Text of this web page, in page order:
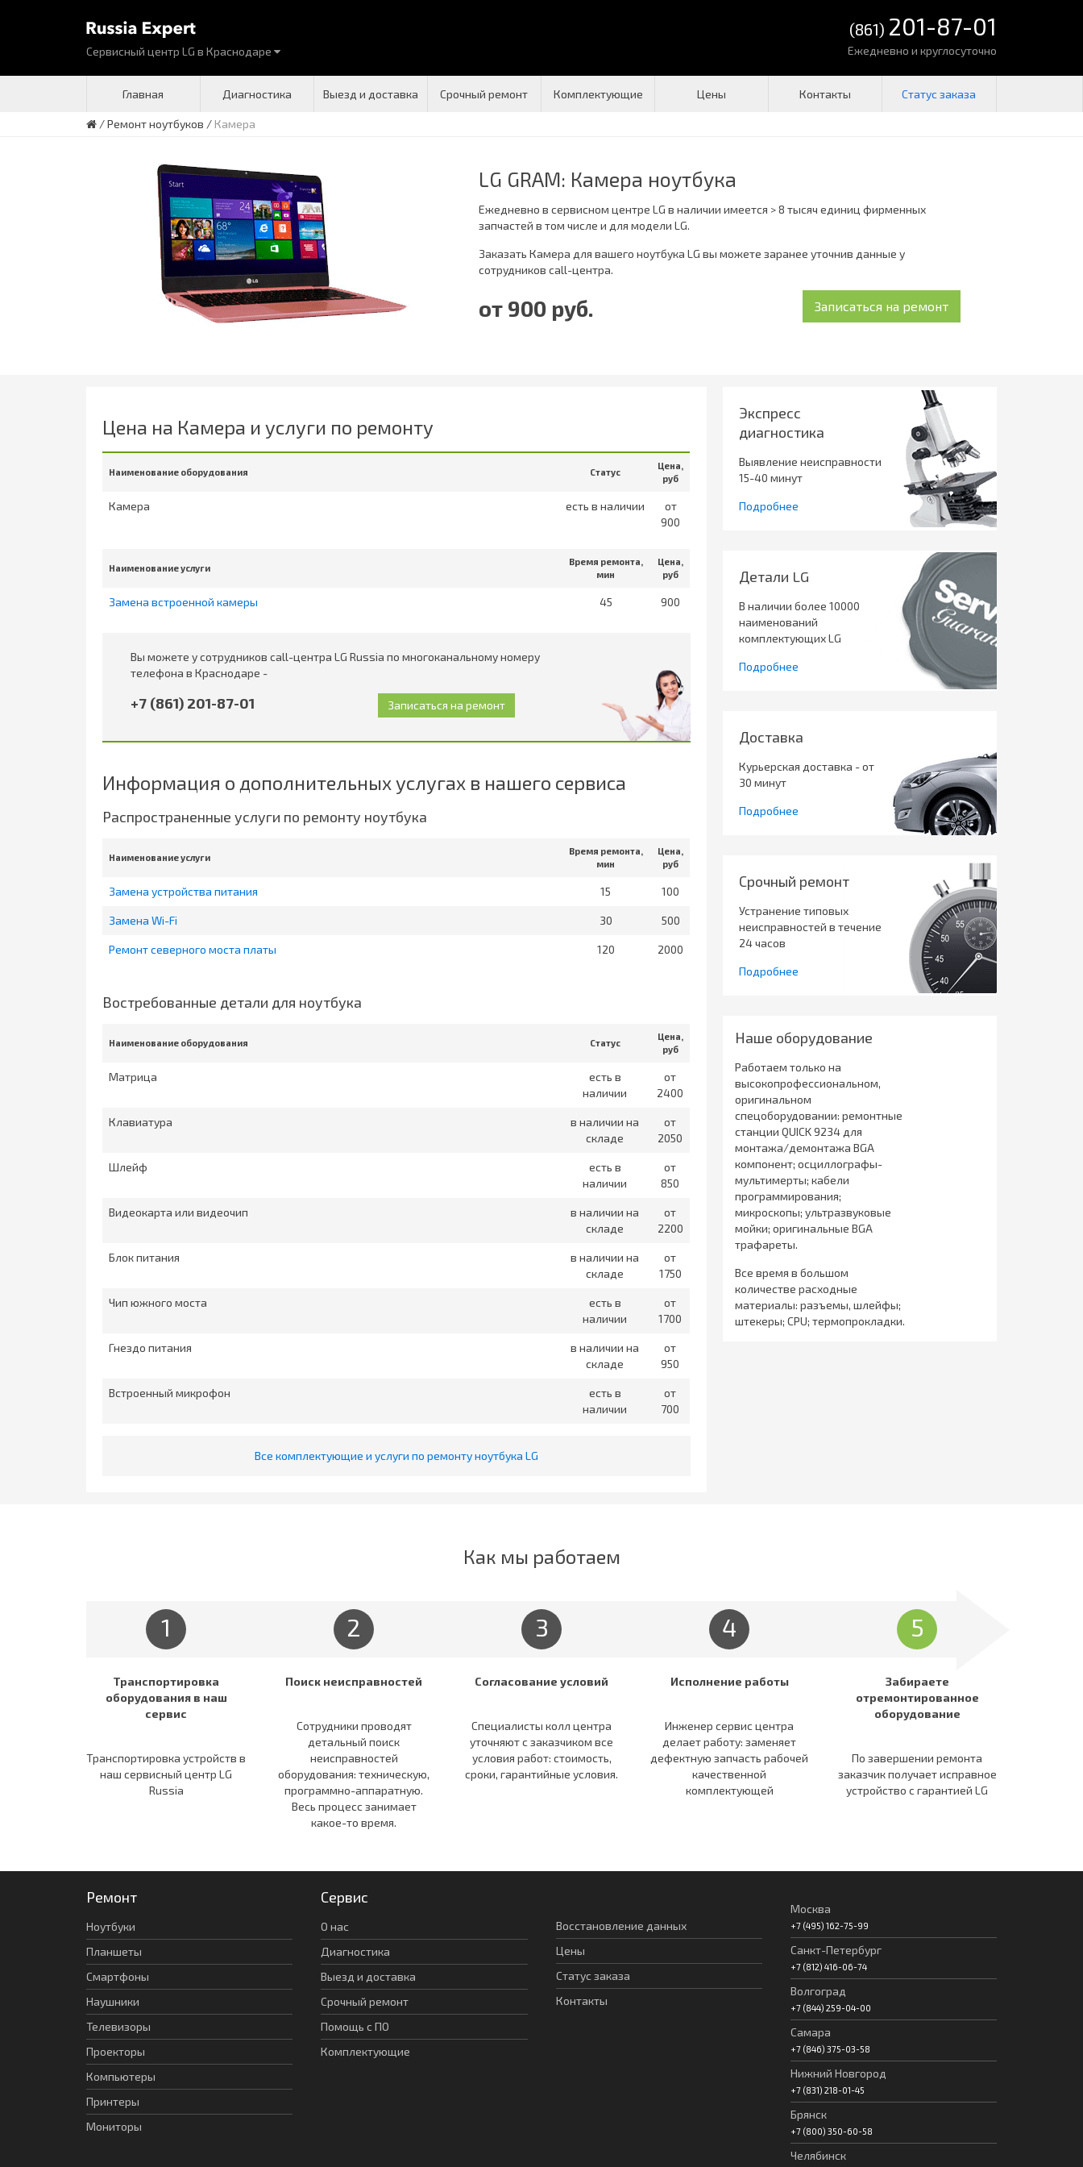
Сервисный центр LG в Краснодаре
(861) 201-87-01
Ежедневно и круглосуточно
Главная Диагностика Выезд и доставка Срочный ремонт Комплектующие Цены Контакты
/Ремонт ноутбуков / Камера
LG GRAM: Камера ноутбука
Ежедневно в сервисном центре LG в наличии имеется > 8 тысяч единиц фирменных
запчастей в том числе и для модели LG.
Заказать Камера для вашего ноутбука LG вы можете заранее уточнив данные у
сотрудников call-центра.
от 900 руб.
Цена на Камера и услуги по ремонту
Наименование оборудования Статус
Цена,
руб
Камера есть в наличии
от
900
Наименование услуги
Время ремонта,
мин
Цена,
руб
Замена встроенной камеры 45 900
Вы можете у сотрудников call-центра LG Russia по многоканальному номеру
телефона в Краснодаре -
+7 (861) 201-87-01
Информация о дополнительных услугах в нашего сервиса
Распространенные услуги по ремонту ноутбука
Наименование услуги
Время ремонта,
мин
Цена,
руб
Замена устройства питания 15 100
Замена Wi-Fi 30 500
Ремонт северного моста платы 120 2000
Востребованные детали для ноутбука
Наименование оборудования Статус
Цена,
руб
Матрица
есть в
наличии
от
2400
Клавиатура
в наличии на
складе
от
2050
Шлейф
есть в
наличии
от
850
Видеокарта или видеочип
в наличии на
складе
от
2200
Блок питания
в наличии на
складе
от
1750
Чип южного моста
есть в
наличии
от
1700
Гнездо питания
в наличии на
складе
от
950
Встроенный микрофон
есть в
наличии
от
700
Все комплектующие и услуги по ремонту ноутбука LG
Экспресс
диагностика
Выявление неисправности
15-40 минут
Подробнее
Детали LG
В наличии более 10000
наименований
комплектующих LG
Подробнее
Доставка
Курьерская доставка - от
30 минут
Подробнее
Срочный ремонт
Устранение типовых
неисправностей в течение
24 часов
Подробнее
Наше оборудование
Работаем только на
высокопрофессиональном,
оригинальном
спецоборудовании: ремонтные
станции QUICK 9234 для
монтажа/демонтажа BGA
компонент; осциллографы-
мультимерты; кабели
программирования;
микроскопы; ультразвуковые
мойки; оригинальные BGA
трафареты.
Все время в большом
количестве расходные
материалы: разъемы, шлейфы;
штекеры; CPU; термопрокладки.
Как мы работаем
1
Транспортировка
оборудования в наш
сервис
Транспортировка устройств в
наш сервисный центр LG
Russia
2
Поиск неисправностей
Сотрудники проводят
детальный поиск
неисправностей
оборудования: техническую,
программно-аппаратную.
Весь процесс занимает
какое-то время.
3
Согласование условий
Специалисты колл центра
уточняют c заказчиком все
условия работ: стоимость,
сроки, гарантийные условия.
4
Исполнение работы
Инженер сервис центра
делает работу: заменяет
дефектную запчасть рабочей
качественной
комплектующей
5
Забираете
отремонтированное
оборудование
По завершении ремонта
заказчик получает исправное
устройство c гарантией LG
Ремонт
Ноутбуки
Планшеты
Смартфоны
Наушники
Телевизоры
Проекторы
Компьютеры
Принтеры
Мониторы
Сервис
О нас
Диагностика
Выезд и доставка
Срочный ремонт
Помощь с ПО
Комплектующие
Восстановление данных
Цены
Статус заказа
Контакты
Москва
+7 (495) 162-75-99
Санкт-Петербург
+7 (812) 416-06-74
Волгоград
+7 (844) 259-04-00
Самара
+7 (846) 375-03-58
Нижний Новгород
+7 (831) 218-01-45
Брянск
+7 (800) 350-60-58
Челябинск